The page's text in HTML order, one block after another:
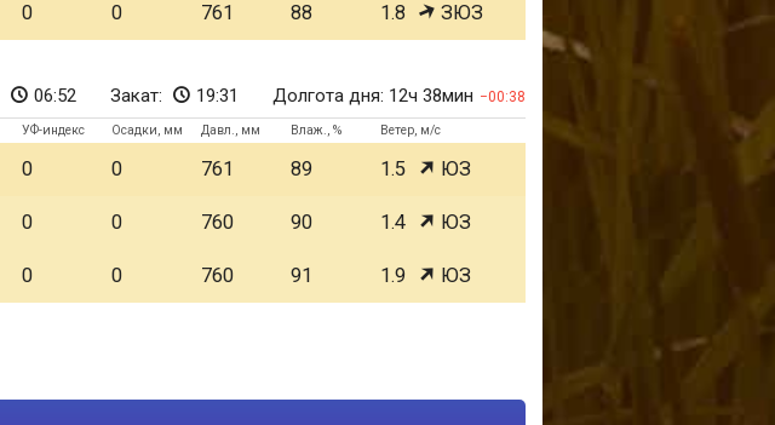
0 0 761 88 1.8 ЗЮЗ
06:52 Закат: 19:31 Долгота дня: 12ч 38мин 00:38
УФ-индекс Осадки, мм Давл., мм Влаж., % Ветер, м/с
0 0 761 89 1.5 ЮЗ
0 0 760 90 1.4 ЮЗ
0 0 760 91 1.9 ЮЗ